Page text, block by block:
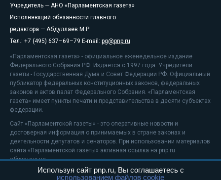
Учредитель — АНО «Парламентская газета»
Исполняющий обязанности главного
редактора — Абдуллаев М.Р.
Тел.: +7 (495) 637–69–79 E-mail: pg@pnp.ru
«Парламентская газета» - официальное еженедельное издание
Федерального Собрания РФ. Издается с 1997 года. Учредители
газеты - Государственная Дума и Совет Федерации РФ. Официальный
публикатор федеральных конституционных законов, федеральных
законов и актов палат Федерального Собрания. «Парламентская
газета» имеет пункты печати и представительства в десяти субъектах
федерации.
Сайт «Парламентской газеты» - это оперативные новости и
достоверная информация о принимаемых в стране законах и
деятельности депутатов и сенаторов. При использовании материалов
сайта «Парламентской газеты» активная ссылка на pnp.ru
обязательна.
На информационном ресурсе применяютсярекомендательные
Используя сайт pnp.ru, Вы соглашаетесь с
использованием файлов cookie